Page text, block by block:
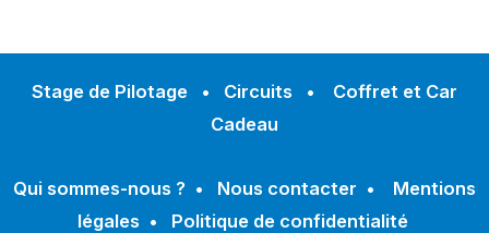
Stage de Pilotage • Circuits • Coffret et Car
Cadeau
Qui sommes-nous ? • Nous contacter • Mentions
légales • Politique de confidentialité